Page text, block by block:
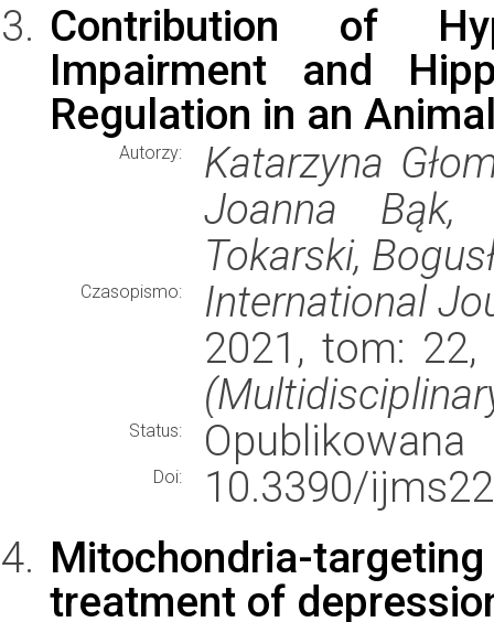
Contribution of
Impairment and
Regulation in an
Autorzy:
Katarzyna
Joanna Bąk,
Tokarski,
Czasopismo:
International
2021, tom:
Status: Opublikowana
Doi:
10.3390/
Mitochondria-
treatment of